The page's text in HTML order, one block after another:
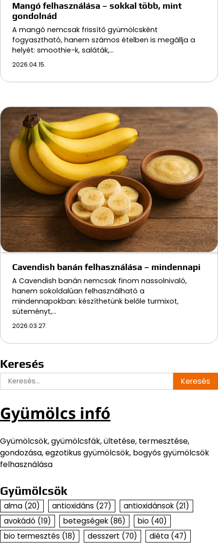
Mangó felhasználása – sokkal több, mint
gondolnád
A mangó nemcsak frissítő gyümölcsként
fogyasztható, hanem számos ételben is megállja a
helyét: smoothie-k, saláták,…
2026.04.15.
Cavendish banán felhasználása – mindennapi
A Cavendish banán nemcsak finom nassolnivaló,
hanem sokoldalúan felhasználható a
mindennapokban: készíthetünk belőle turmixot,
süteményt,…
2026.03.27.
Keresés
Keresés:
Gyümölcs infó
Gyümölcsök, gyümölcsfák, ültetése, termesztése,
gondozása, egzotikus gyümölcsök, bogyós gyümölcsök
felhasználása
Gyümölcsök
alma (20) antioxidáns (27) antioxidánsok (21)
avokádó (19) betegségek (86) bio (40)
bio termesztés (18) desszert (70) diéta (47)